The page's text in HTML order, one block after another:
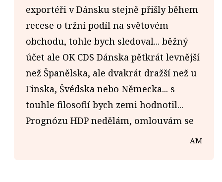
exportéři v Dánsku stejně přišly během
recese o tržní podíl na světovém
obchodu, tohle bych sledoval... běžný
účet ale OK CDS Dánska pětkrát levnější
než Španělska, ale dvakrát dražší než u
Finska, Švédska nebo Německa... s
touhle filosofií bych zemi hodnotil...
Prognózu HDP nedělám, omlouvám se
AM